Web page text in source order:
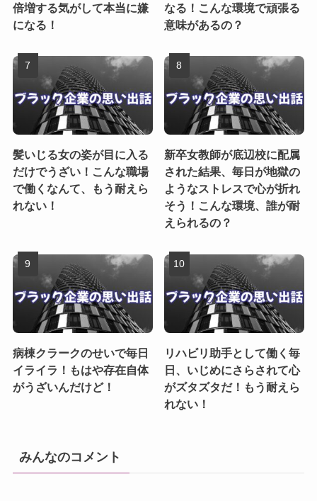
倍増する気がして本当に嫌
になる！
なる！こんな環境で頑張る
意味があるの？
髪いじる女の姿が目に入る
だけでうざい！こんな職場
で働くなんて、もう耐えら
れない！
新卒女教師が底辺校に配属
された結果、毎日が地獄の
ようなストレスで心が折れ
そう！こんな環境、誰が耐
えられるの？
病棟クラークのせいで毎日
イライラ！もはや存在自体
がうざいんだけど！
リハビリ助手として働く毎
日、いじめにさらされて心
がズタズタだ！もう耐えら
れない！
みんなのコメント